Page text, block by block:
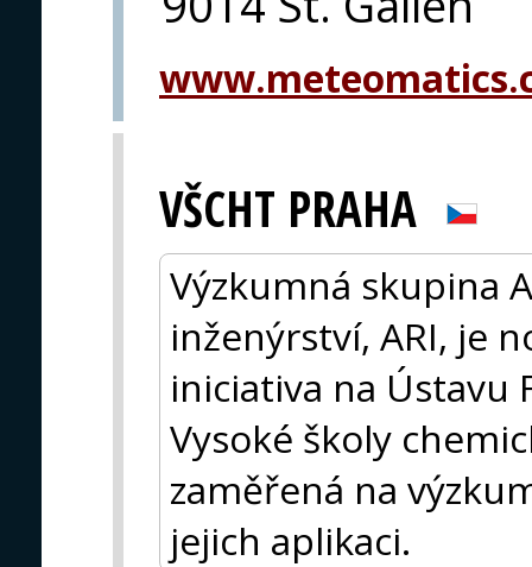
VŠCHT PRAHA
Výzkumná skupina
inženýrství, ARI, je
iniciativa na Ústavu
Vysoké školy
zaměřená na
jejich aplikaci.